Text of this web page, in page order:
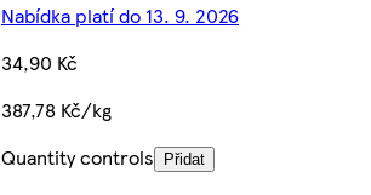
Nabídka platí do 13. 9. 2026
34,90 Kč
387,78 Kč/kg
Quantity controls
Přidat